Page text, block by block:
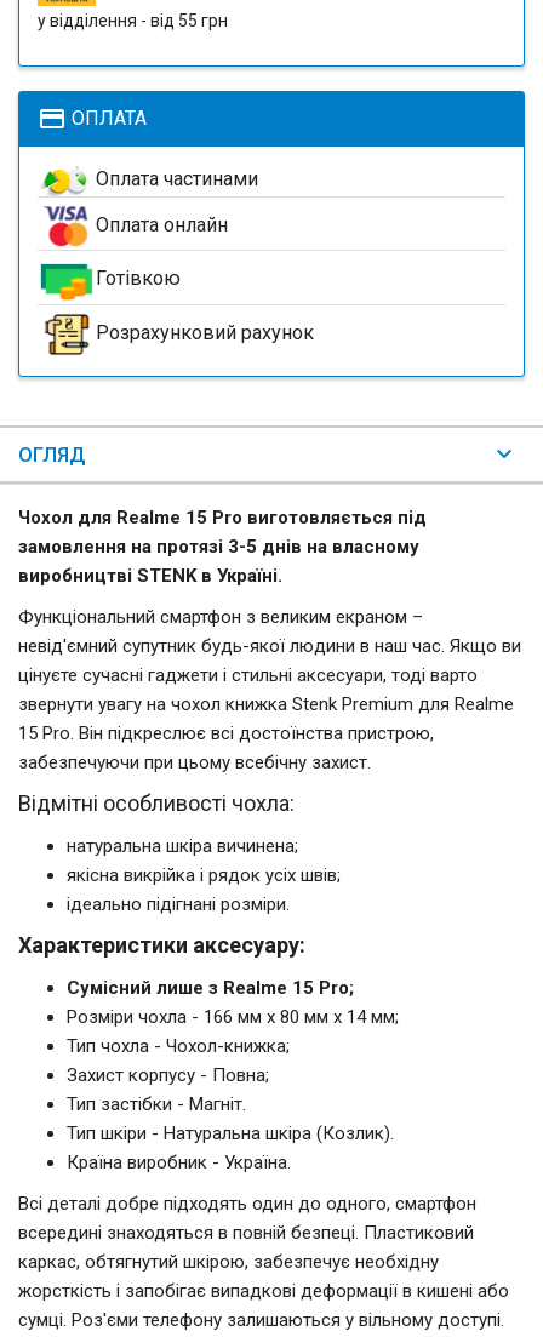
у відділення - від 55 грн
payment ОПЛАТА
Оплата частинами
Оплата онлайн
Готівкою
Розрахунковий рахунок
ОГЛЯД
Чохол для Realme 15 Pro виготовляється під
замовлення на протязі 3-5 днів на власному
виробництві STENK в Україні.
Функціональний смартфон з великим екраном –
невід'ємний супутник будь-якої людини в наш час. Якщо ви
цінуєте сучасні гаджети і стильні аксесуари, тоді варто
звернути увагу на чохол книжка Stenk Premium для Realme
15 Pro. Він підкреслює всі достоїнства пристрою,
забезпечуючи при цьому всебічну захист.
Відмітні особливості чохла:
натуральна шкіра вичинена;
якісна викрійка і рядок усіх швів;
ідеально підігнані розміри.
Характеристики аксесуару:
Сумісний лише з Realme 15 Pro;
Розміри чохла - 166 мм x 80 мм x 14 мм;
Тип чохла - Чохол-книжка;
Захист корпусу - Повна;
Тип застібки - Магніт.
Тип шкіри - Натуральна шкіра (Козлик).
Країна виробник - Україна.
Всі деталі добре підходять один до одного, смартфон
всередині знаходяться в повній безпеці. Пластиковий
каркас, обтягнутий шкірою, забезпечує необхідну
жорсткість і запобігає випадкові деформації в кишені або
сумці. Роз'єми телефону залишаються у вільному доступі.